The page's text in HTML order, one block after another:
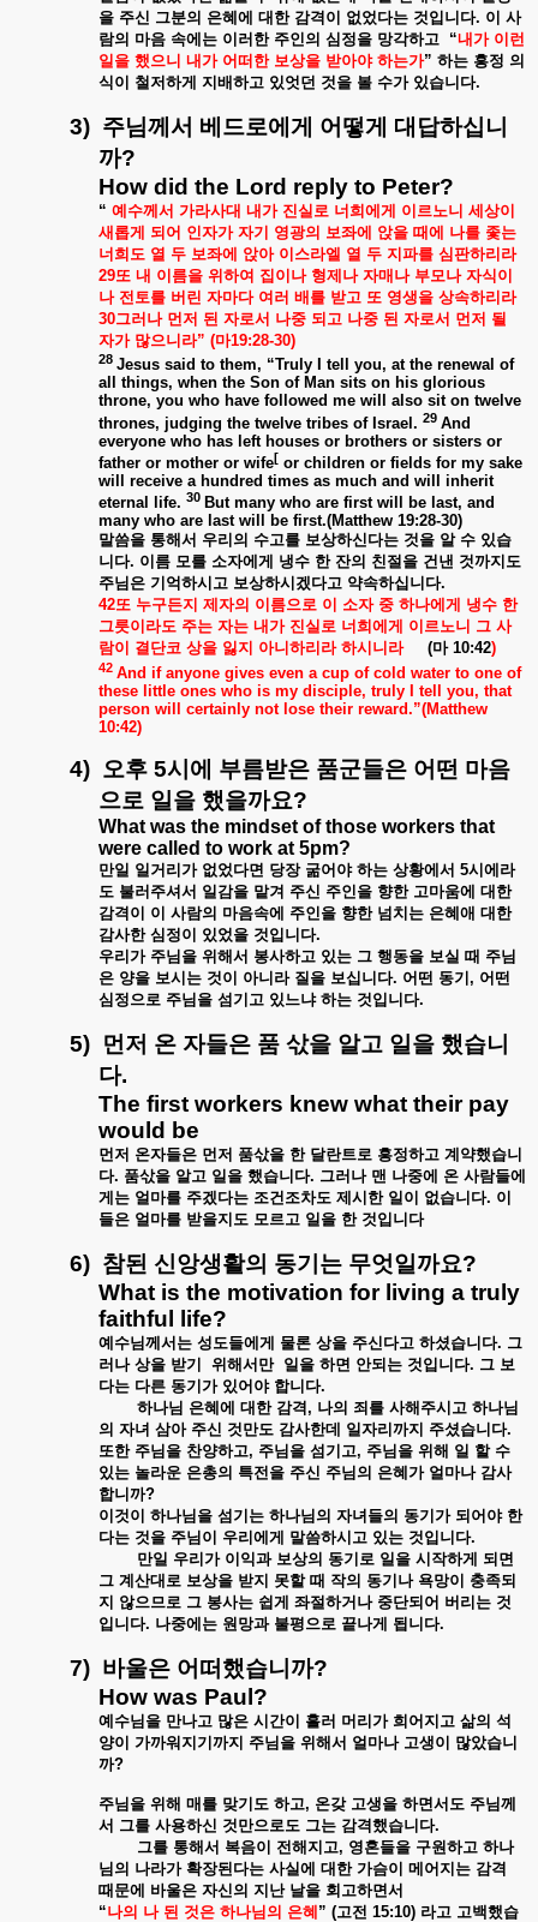
을 주신 그분의 은혜에 대한 감격이 없었다는 것입니다. 이 사
람의 마음 속에는 이러한 주인의 심정을 망각하고 “내가 이런
일을 했으니 내가 어떠한 보상을 받아야 하는가” 하는 흥정 의
식이
철저하게 지배하고 있엇던 것을 볼 수가 있습니다.
3) 주님께서 베드로에게 어떻게
대답하십니
까?
How did the Lord reply to Peter?
“ 예수께서 가라사대 내가 진실로 너희에게 이르노니 세상이
새롭게 되어 인자가 자기 영광의 보좌에 앉을 때에 나를 좇는
너희도 열 두 보좌에 앉아 이스라엘 열 두 지파를 심판하리라
29또 내 이름을 위하여 집이나 형제나 자매나 부모나 자식이
나 전토를 버린 자마다 여러 배를 받고 또 영생을 상속하리라
30그러나 먼저 된 자로서 나중 되고 나중 된 자로서 먼저 될
자가 많으니라” (마19:28-30)
28 Jesus said to them, “Truly I tell you, at the renewal of
all things, when the Son of Man sits on his glorious
throne, you who have followed me will also sit on twelve
thrones, judging the twelve tribes of Israel. 29 And
everyone who has left houses or brothers or sisters or
father or mother or wife[ or children or fields for my sake
will receive a hundred times as much and will inherit
eternal life. 30 But many who are first will be last, and
many who are last will be first.(Matthew 19:28-30)
말씀을 통해서 우리의 수고를 보상하신다는 것을 알 수 있습
니다. 이름 모를 소자에게 냉수 한 잔의 친절을 건낸 것까지도
주님은 기억하시고 보상하시겠다고 약속하십니다.
42또 누구든지 제자의 이름으로 이 소자 중 하나에게 냉수 한
그릇이라도 주는 자는 내가 진실로 너희에게 이르노니 그 사
람이
결단코 상을 잃지 아니하리라 하시니라 (마 10:42)
42 And if anyone gives even a cup of cold water to one of
these little ones who is my disciple, truly I tell you, that
person will certainly not lose their reward.”(Matthew
10:42)
4) 오후 5시에 부름받은 품군들은 어떤 마음
으로 일을 했을까요?
What was the mindset of those workers that
were called to work at 5pm?
만일 일거리가 없었다면 당장 굶어야 하는 상황에서 5시에라
도 불러주셔서 일감을 맡겨 주신 주인을 향한 고마움에 대한
감격이 이 사람의 마음속에 주인을 향한 넘치는 은혜애 대한
감사한 심정이 있었을 것입니다.
우리가 주님을 위해서 봉사하고 있는 그 행동을 보실 때 주님
은 양을 보시는 것이 아니라 질을 보십니다. 어떤 동기, 어떤
심정으로 주님을 섬기고 있느냐 하는 것입니다.
5) 먼저 온 자들은 품 삯을 알고 일을 했습니
다.
The first workers knew what their pay
would be
먼저 온자들은 먼저 품삯을 한 달란트로 흥정하고 계약했습니
다. 품삯을 알고 일을 했습니다. 그러나 맨 나중에 온 사람들에
게는 얼마를 주겠다는 조건조차도 제시한 일이 없습니다. 이
들은 얼마를 받을지도 모르고 일을 한 것입니다
6) 참된 신앙생활의 동기는 무엇일까요?
What is the motivation for living a truly
faithful life?
예수님께서는 성도들에게 물론 상을 주신다고 하셨습니다. 그
러나 상을 받기 위해서만 일을 하면 안되는 것입니다. 그 보
다는 다른 동기가 있어야 합니다.
하나님 은혜에 대한 감격, 나의 죄를 사해주시고 하나님
의 자녀 삼아 주신 것만도 감사한데 일자리까지 주셨습니다.
또한 주님을 찬양하고, 주님을 섬기고, 주님을 위해 일 할 수
있는 놀라운 은총의 특전을 주신 주님의 은혜가 얼마나 감사
합니까?
이것이 하나님을 섬기는 하나님의 자녀들의 동기가 되어야 한
다는 것을 주님이 우리에게 말씀하시고 있는 것입니다.
만일 우리가 이익과 보상의 동기로 일을 시작하게 되면
그 계산대로 보상을 받지 못할 때 작의 동기나 욕망이 충족되
지 않으므로 그 봉사는 쉽게 좌절하거나 중단되어 버리는 것
입니다. 나중에는 원망과 불평으로 끝나게 됩니다.
7) 바울은 어떠했습니까?
How was Paul?
예수님을 만나고 많은 시간이 흘러 머리가 희어지고 삶의 석
양이 가까워지기까지 주님을 위해서 얼마나 고생이 많았습니
까?
주님을 위해 매를 맞기도 하고, 온갖 고생을 하면서도 주님께
서 그를 사용하신 것만으로도 그는 감격했습니다.
그를 통해서 복음이 전해지고, 영혼들을 구원하고 하나
님의 나라가 확장된다는 사실에 대한 가슴이 메어지는 감격
때문에 바울은 자신의 지난 날을 회고하면서
“나의 나 된 것은 하나님의 은혜” (고전 15:10) 라고 고백했습